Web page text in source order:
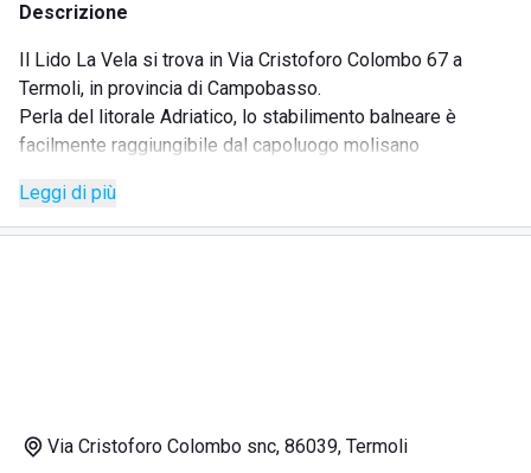
Descrizione
Il Lido La Vela si trova in Via Cristoforo Colombo 67 a
Termoli, in provincia di Campobasso.
Perla del litorale Adriatico, lo stabilimento balneare è
facilmente raggiungibile dal capoluogo molisano
successivamente la SS 647 Fondo Valle del Biferno.
In alternativa si possono utilizzare gli autobus dell' A.T.M. o
per la qualità dei servizi accessibili a tutte le tasche.
Leggi di più
Via Cristoforo Colombo snc, 86039, Termoli